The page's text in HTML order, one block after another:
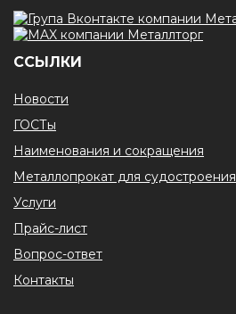
ССЫЛКИ
Новости
ГОСТы
Наименования и сокращения
Металлопрокат для судостроения
Услуги
Прайс-лист
Вопрос-ответ
Контакты